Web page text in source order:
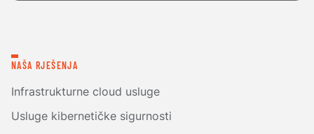
NAŠA RJEŠENJA
Infrastrukturne cloud usluge
Usluge kibernetičke sigurnosti